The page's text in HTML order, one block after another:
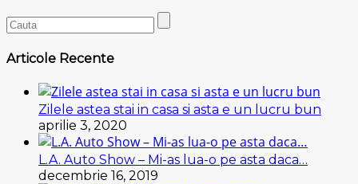
Articole Recente
Zilele astea stai in casa si asta e un lucru bun
aprilie 3, 2020
L.A. Auto Show – Mi-as lua-o pe asta daca…
decembrie 16, 2019